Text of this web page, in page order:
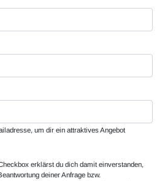
um dir ein attraktives Angebot
erklärst du dich damit einverstanden,
deiner Anfrage bzw.